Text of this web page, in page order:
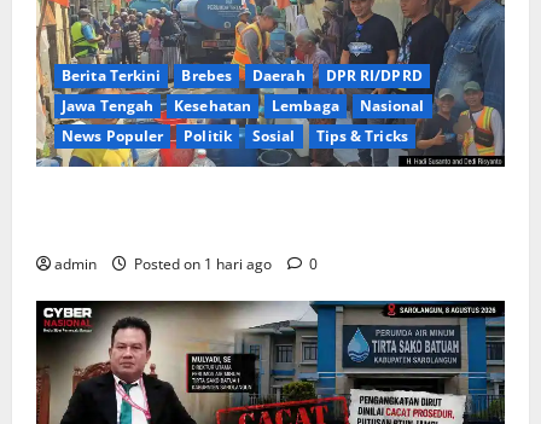
Berita Terkini Brebes Daerah
DPR RI/DPRD
Jawa Tengah
Kesehatan Lembaga
Nasional
News Populer
Politik Sosial Tips & Tricks
admin Posted on 1 hari ago 0